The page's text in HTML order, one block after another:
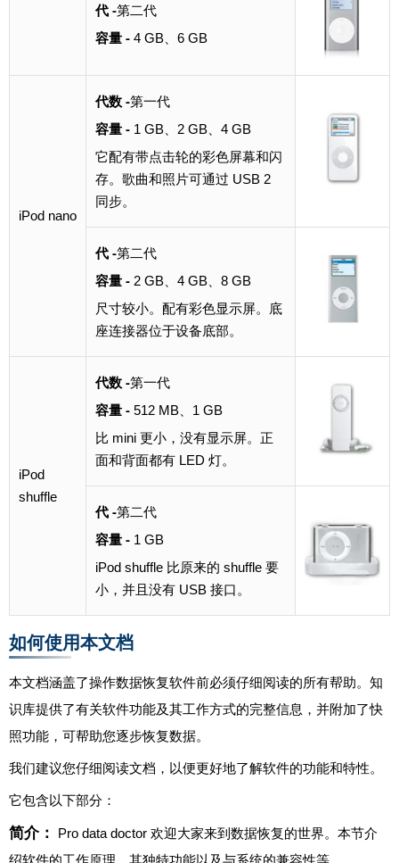
代 -第二代
容量 - 4 GB、6 GB
iPod nano
代数 -第一代
容量 - 1 GB、2 GB、4 GB
它配有带点击轮的彩色屏幕和闪
存。歌曲和照片可通过 USB 2
同步。
代 -第二代
容量 - 2 GB、4 GB、8 GB
尺寸较小。配有彩色显示屏。底
座连接器位于设备底部。
iPod
shuffle
代数 -第一代
容量 - 512 MB、1 GB
比 mini 更小，没有显示屏。正
面和背面都有 LED 灯。
代 -第二代
容量 - 1 GB
iPod shuffle 比原来的 shuffle 要
小，并且没有 USB 接口。
如何使用本文档
本文档涵盖了操作数据恢复软件前必须仔细阅读的所有帮助。知
识库提供了有关软件功能及其工作方式的完整信息，并附加了快
照功能，可帮助您逐步恢复数据。
我们建议您仔细阅读文档，以便更好地了解软件的功能和特性。
它包含以下部分：
简介：
Pro data doctor 欢迎大家来到数据恢复的世界。本节介
绍软件的工作原理、其独特功能以及与系统的兼容性等。